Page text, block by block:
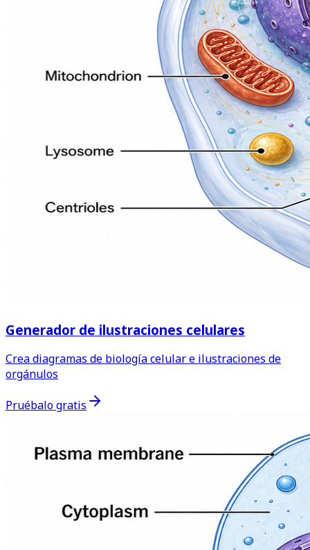
Generador de ilustraciones celulares
Crea diagramas de biología celular e ilustraciones de
orgánulos
Pruébalo gratis